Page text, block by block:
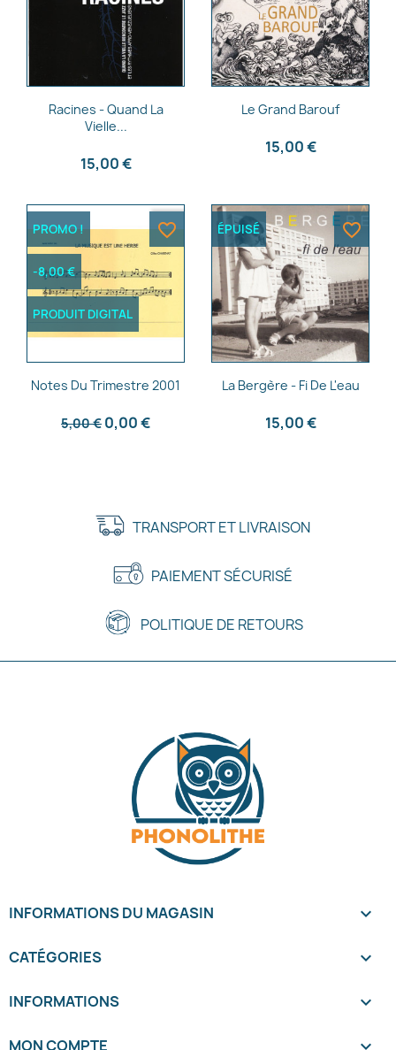
Aperçu rapide
Racines - Quand La
Vielle...
15,00 €
Aperçu rapide
Le Grand Barouf
15,00 €
Aperçu rapide
Notes Du Trimestre 2001
5,00 € 0,00 €
PROMO !
-8,00 €
PRODUIT DIGITAL
favorite_border
Aperçu rapide
La Bergère - Fi De L'eau
15,00 €
ÉPUISÉ favorite_border
TRANSPORT ET LIVRAISON
PAIEMENT SÉCURISÉ
POLITIQUE DE RETOURS
INFORMATIONS DU MAGASIN keyboard_arrow_down
CATÉGORIES 
INFORMATIONS 
MON COMPTE